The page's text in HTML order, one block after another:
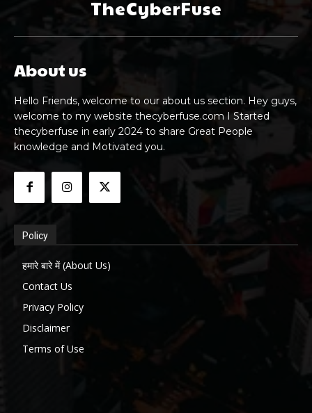
TheCyberFuse
About us
Hello Friends, welcome to our about us section. Hey guys,
welcome to my website thecyberfuse.com I Started
thecyberfuse in early 2024 to share Great People
knowledge and Motivated you.
Policy
हमारे बारे में (About Us)
Contact Us
Privacy Policy
Disclaimer
Terms of Use